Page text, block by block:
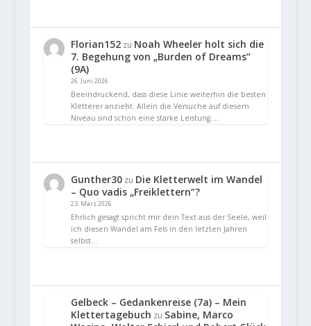
Florian152zu Noah Wheeler holt sich die
7. Begehung von „Burden of Dreams“
(9A)
26. Juni 2026
Beeindruckend, dass diese Linie weiterhin die besten
Kletterer anzieht. Allein die Versuche auf diesem
Niveau sind schon eine starke Leistung.…
Gunther30zu Die Kletterwelt im Wandel
– Quo vadis „Freiklettern“?
23. März 2026
Ehrlich gesagt spricht mir dein Text aus der Seele, weil
ich diesen Wandel am Fels in den letzten Jahren
selbst…
Gelbeck – Gedankenreise (7a) – Mein
Klettertagebuch zu Sabine, Marco